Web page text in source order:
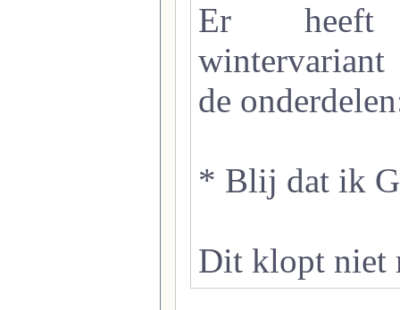
Er
de
* Blij dat ik
Dit klopt niet